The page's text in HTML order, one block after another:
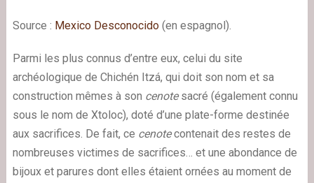
Source : Mexico Desconocido(en espagnol).
Parmi les plus connus d’entre eux, celui du site
archéologique de Chichén Itzá, qui doit son nom et sa
construction mêmes à son cenotesacré (également connu
sous le nom de Xtoloc), doté d’une plate-forme destinée
aux sacrifices. De fait, ce cenotecontenait des restes de
nombreuses victimes de sacrifices… et une abondance de
bijoux et parures dont elles étaient ornées au moment de